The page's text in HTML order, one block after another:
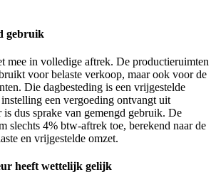
gebruik
mee in volledige aftrek. De productieruimten
voor belaste verkoop, maar ook voor de
Die dagbesteding is een vrijgestelde
een vergoeding ontvangt uit
dus sprake van gemengd gebruik. De
slechts 4% btw-aftrek toe, berekend naar de
en vrijgestelde omzet.
heeft wettelijk gelijk